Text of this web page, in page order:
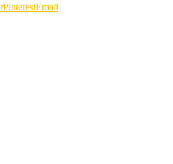
PinterestEmail